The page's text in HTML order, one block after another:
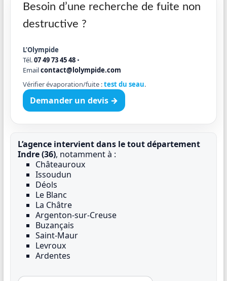
Besoin d’une recherche de fuite non
destructive ?
L’Olympide
Tél.07 49 73 45 48•
Emailcontact@lolympide.com
Vérifier évaporation/fuite :test du seau.
Demander un devis →
L’agence intervient dans le tout département
Indre (36), notamment à :
Châteauroux
Issoudun
Déols
Le Blanc
La Châtre
Argenton-sur-Creuse
Buzançais
Saint-Maur
Levroux
Ardentes